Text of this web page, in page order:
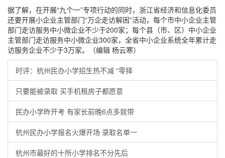
据了解，在开展“九个一”专项行动的同时，浙江省经济和信息化委员
还要开展小企业主管部门“万企走访解困”活动，每个市中小企业主管
部门走访服务中小微企业不少于200家；每个县（市、区）中小企业
主管部门走访服务中小微企业300家，全省中小企业系统全年累计走
访服务企业不少于3万家。（编辑 杨云寒）
时评：杭州民办小学招生热不减 “零择
只要能被录取 买手机租房子都愿意
民办小学昨开考 有家长前晚6点多就带
杭州民办小学报名火爆开场 录取名单一
杭州市最好的十所小学排名不分先后